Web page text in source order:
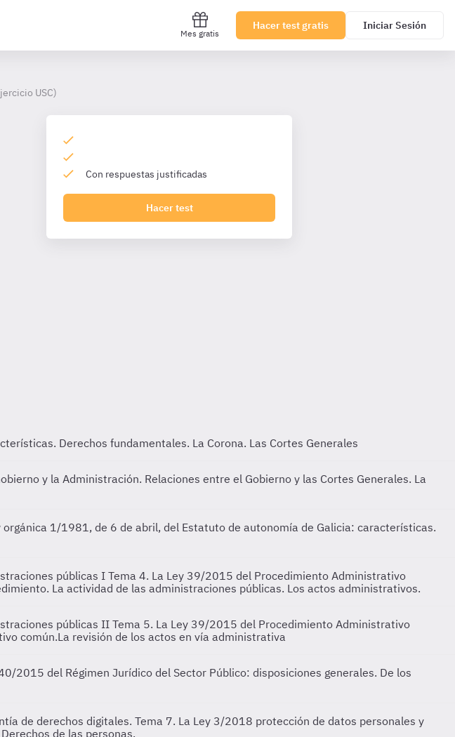
Mes gratis
Hacer test gratis Iniciar Sesión
USC)
Con respuestas justificadas
Hacer test
Derechos fundamentales. La Corona. Las Cortes Generales
y la Administración. Relaciones entre el Gobierno y las Cortes Generales. La
orgánica 1/1981, de 6 de abril, del Estatuto de autonomía de Galicia: características.
públicas I Tema 4. La Ley 39/2015 del Procedimiento Administrativo
La actividad de las administraciones públicas. Los actos administrativos.
públicas II Tema 5. La Ley 39/2015 del Procedimiento Administrativo
común.La revisión de los actos en vía administrativa
2015 del Régimen Jurídico del Sector Público: disposiciones generales. De los
de derechos digitales. Tema 7. La Ley 3/2018 protección de datos personales y
de las personas.